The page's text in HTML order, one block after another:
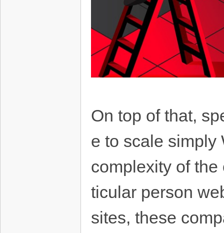
On top of that,
e to scale simply
complexity of
ticular person
sites, these